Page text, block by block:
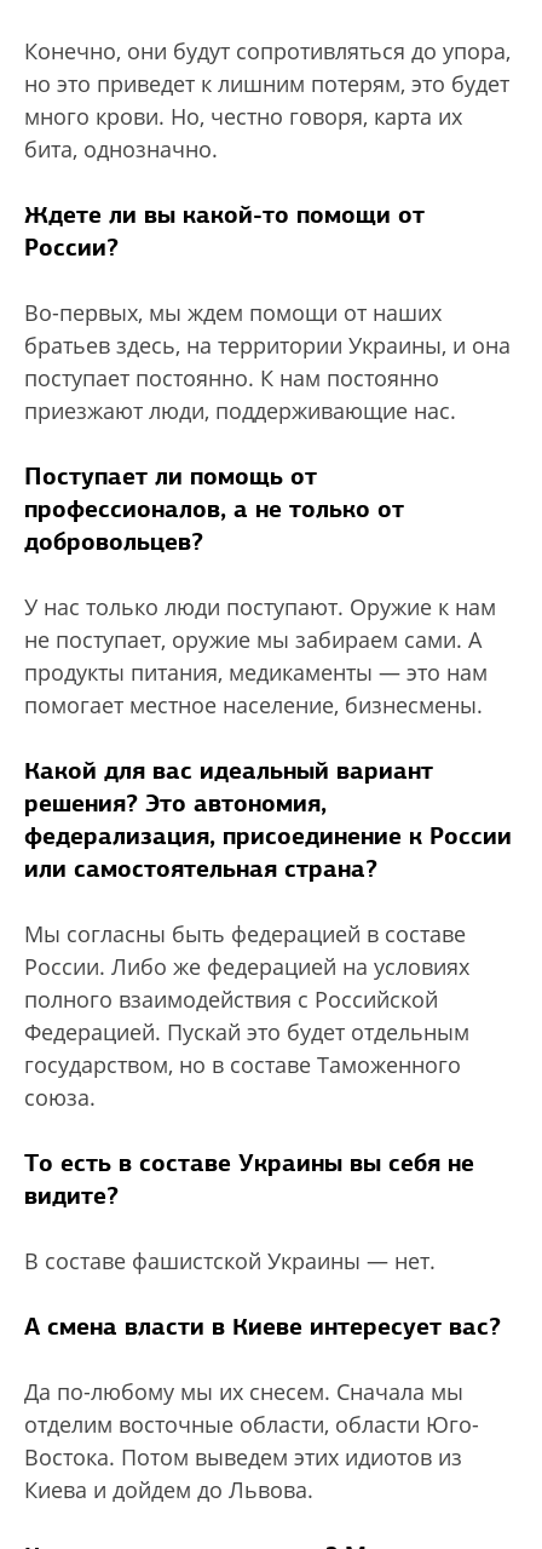
Конечно, они будут сопротивляться до упора,
но это приведет к лишним потерям, это будет
много крови. Но, честно говоря, карта их
бита, однозначно.
Ждете ли вы какой-то помощи от
России?
Во-первых, мы ждем помощи от наших
братьев здесь, на территории Украины, и она
поступает постоянно. К нам постоянно
приезжают люди, поддерживающие нас.
Поступает ли помощь от
профессионалов, а не только от
добровольцев?
У нас только люди поступают. Оружие к нам
не поступает, оружие мы забираем сами. А
продукты питания, медикаменты — это нам
помогает местное население, бизнесмены.
Какой для вас идеальный вариант
решения? Это автономия,
федерализация, присоединение к России
или самостоятельная страна?
Мы согласны быть федерацией в составе
России. Либо же федерацией на условиях
полного взаимодействия с Российской
Федерацией. Пускай это будет отдельным
государством, но в составе Таможенного
союза.
То есть в составе Украины вы себя не
видите?
В составе фашистской Украины — нет.
А смена власти в Киеве интересует вас?
Да по-любому мы их снесем. Сначала мы
отделим восточные области, области Юго-
Востока. Потом выведем этих идиотов из
Киева и дойдем до Львова.